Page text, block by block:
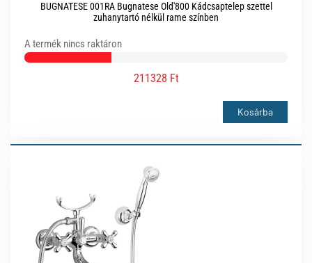
BUGNATESE 001RA Bugnatese Old'800 Kádcsaptelep szettel
zuhanytartó nélkül rame színben
A termék nincs raktáron
211328 Ft
Kosárba